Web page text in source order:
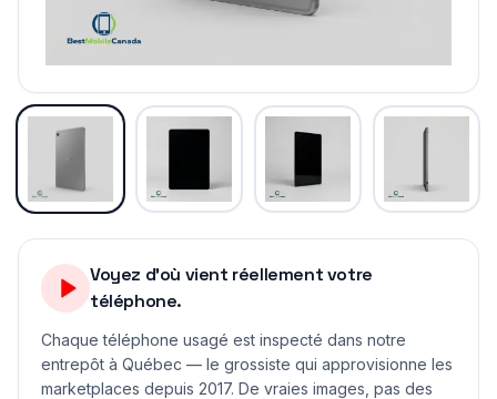
Voyez d'où vient réellement votre
téléphone.
Chaque téléphone usagé est inspecté dans notre
entrepôt à Québec — le grossiste qui approvisionne les
marketplaces depuis 2017. De vraies images, pas des